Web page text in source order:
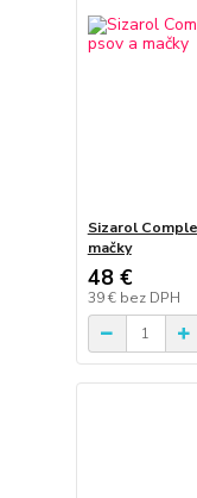
Sizarol
mačky
48 €
39 € bez DPH